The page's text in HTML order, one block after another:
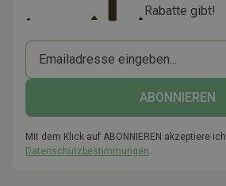
Rabatte gibt!
Mit dem Klick auf ABONNIEREN akzeptiere
Datenschutzbestimmungen